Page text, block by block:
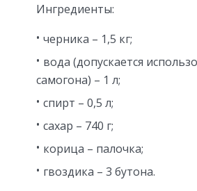
Ингредиенты:
черника – 1,5 кг;
вода (допускается
самогона) – 1 л;
спирт – 0,5 л;
сахар – 740 г;
корица – палочка;
гвоздика – 3 бутона.